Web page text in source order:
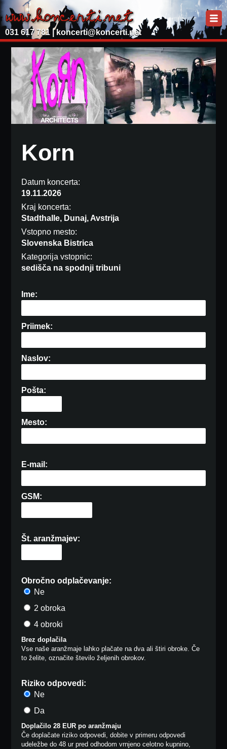
031 617 781 | koncerti@koncerti.net
Korn
Datum koncerta:
19.11.2026
Kraj koncerta:
Stadthalle, Dunaj, Avstrija
Vstopno mesto:
Slovenska Bistrica
Kategorija vstopnic:
sedišča na spodnji tribuni
Ime:
Priimek:
Naslov:
Pošta:
Mesto:
E-mail:
GSM:
Št. aranžmajev:
Obročno odplačevanje:
Ne
2 obroka
4 obroki
Brez doplačila
Vse naše aranžmaje lahko plačate na dva ali štiri obroke. Če
to želite, označite število željenih obrokov.
Riziko odpovedi:
Ne
Da
Doplačilo 28 EUR po aranžmaju
Če doplačate riziko odpovedi, dobite v primeru odpovedi
udeležbe do 48 ur pred odhodom vrnjeno celotno kupnino,